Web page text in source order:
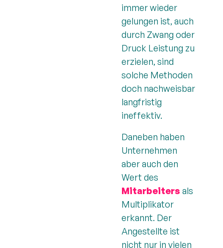
immer wieder
gelungen ist, auch
durch Zwang oder
Druck Leistung zu
erzielen, sind
solche Methoden
doch nachweisbar
langfristig
ineffektiv.
Daneben haben
Unternehmen
aber auch den
Wert des
Mitarbeiters als
Multiplikator
erkannt. Der
Angestellte ist
nicht nur in vielen